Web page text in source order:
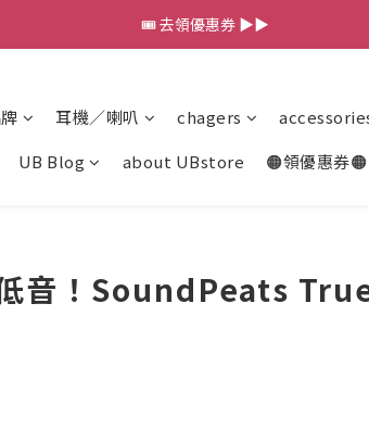
💰新會員送 $88 購物金
🎟️ 去領優惠券 ▶▶
耳機／喇叭 chagers
UB Blog about UBstore 🟠領優惠券🟠
低音！SoundPeats